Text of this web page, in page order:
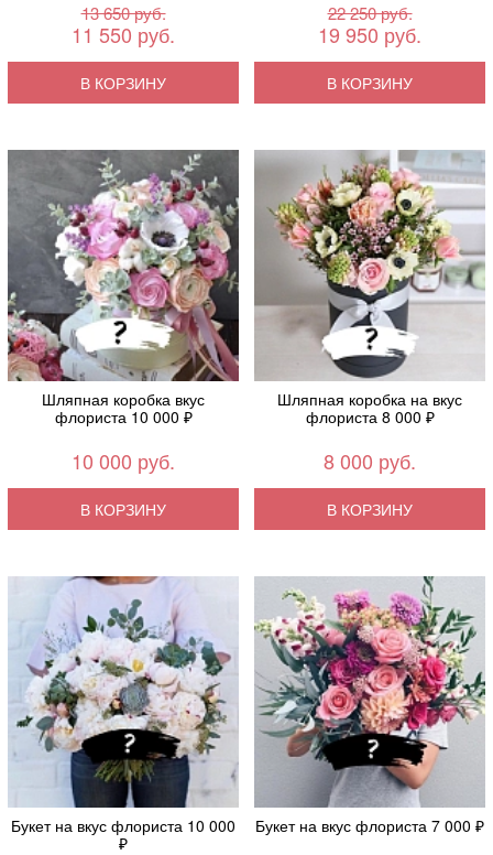
13 650 руб.
11 550 руб.
В КОРЗИНУ
22 250 руб.
19 950 руб.
В КОРЗИНУ
Шляпная коробка вкус
флориста 10 000 ₽
10 000 руб.
В КОРЗИНУ
Шляпная коробка на вкус
флориста 8 000 ₽
8 000 руб.
В КОРЗИНУ
Букет на вкус флориста 10 000
₽
Букет на вкус флориста 7 000 ₽